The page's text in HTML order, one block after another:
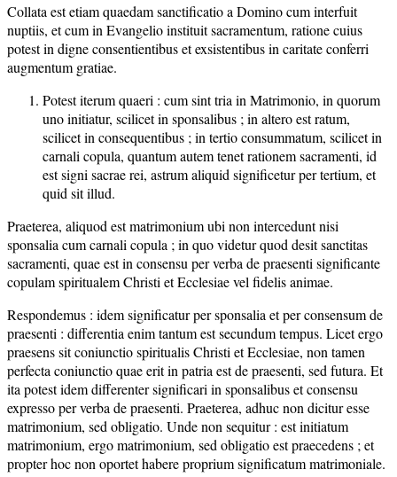
Collata est etiam quaedam sanctificatio a Domino cum interfuit
nuptiis, et cum in Evangelio instituit sacramentum, ratione cuius
potest in digne consentientibus et exsistentibus in caritate conferri
augmentum gratiae.
Potest iterum quaeri : cum sint tria in Matrimonio, in quorum
uno initiatur, scilicet in sponsalibus ; in altero est ratum,
scilicet in consequentibus ; in tertio consummatum, scilicet in
carnali copula, quantum autem tenet rationem sacramenti, id
est signi sacrae rei, astrum aliquid significetur per tertium, et
quid sit illud.
Praeterea, aliquod est matrimonium ubi non intercedunt nisi
sponsalia cum carnali copula ; in quo videtur quod desit sanctitas
sacramenti, quae est in consensu per verba de praesenti significante
copulam spiritualem Christi et Ecclesiae vel fidelis animae.
Respondemus : idem significatur per sponsalia et per consensum de
praesenti : differentia enim tantum est secundum tempus. Licet ergo
praesens sit coniunctio spiritualis Christi et Ecclesiae, non tamen
perfecta coniunctio quae erit in patria est de praesenti, sed futura. Et
ita potest idem differenter significari in sponsalibus et consensu
expresso per verba de praesenti. Praeterea, adhuc non dicitur esse
matrimonium, sed obligatio. Unde non sequitur : est initiatum
matrimonium, ergo matrimonium, sed obligatio est praecedens ; et
propter hoc non oportet habere proprium significatum matrimoniale.